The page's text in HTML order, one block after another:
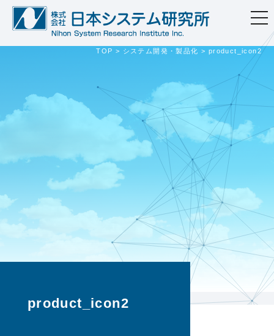
TOP > システム開発・製品化 > product_icon2
product_icon2